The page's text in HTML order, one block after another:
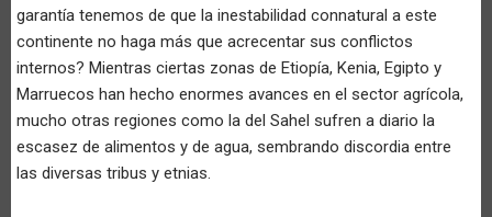
garantía tenemos de que la inestabilidad connatural a este
continente no haga más que acrecentar sus conflictos
internos? Mientras ciertas zonas de Etiopía, Kenia, Egipto y
Marruecos han hecho enormes avances en el sector agrícola,
mucho otras regiones como la del Sahel sufren a diario la
escasez de alimentos y de agua, sembrando discordia entre
las diversas tribus y etnias.